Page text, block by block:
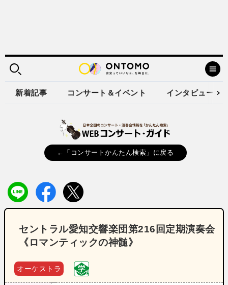
新着記事 コンサート＆イベント インタビュー
←「コンサートかんたん検索」に戻る
セントラル愛知交響楽団第216回定期演奏会
《ロマンティックの神髄》
オーケストラ